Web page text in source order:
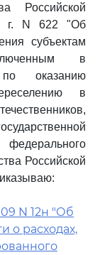
Российской
г. N 622 "Об
субъектам
в
по оказанию
в
Российской
N 12н "Об
о расходах,